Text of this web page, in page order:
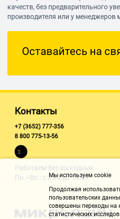
качеств, без предварительного
производителя или у менеджеров
Оставайтесь на
Контакты
+7 (3652) 777-356
8 800 775-13-56
Работаем без выходных
Пн.–Вс.: с 9:00 до 18:00
Мы используем cookie
Продолжая
пользовательских
совершены переходы на
статистических